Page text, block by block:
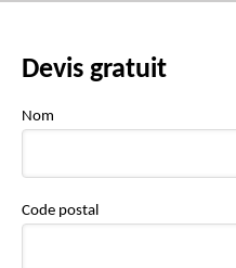
Devis gratuit
Nom
Code postal